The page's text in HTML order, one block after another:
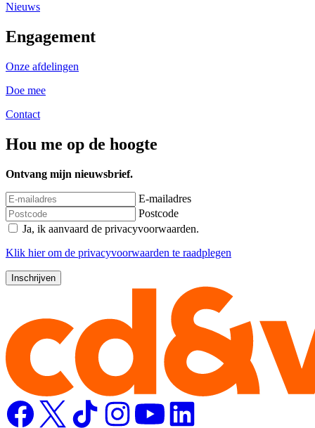
Nieuws
Engagement
Onze afdelingen
Doe mee
Contact
Hou me op de hoogte
Ontvang mijn nieuwsbrief.
E-mailadres
Postcode
Ja, ik aanvaard de privacyvoorwaarden.
Klik hierom de privacyvoorwaarden te raadplegen